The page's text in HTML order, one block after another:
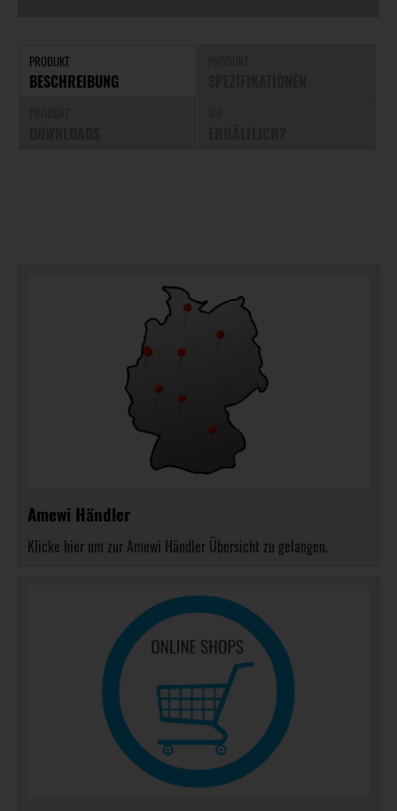
PRODUKT
BESCHREIBUNG
Amewi Händler
Klicke hier um zur Amewi Händler Übersicht zu gelangen.